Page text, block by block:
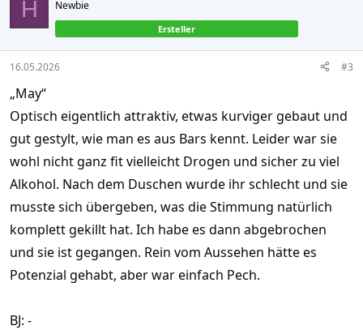
H Newbie
Ersteller
16.05.2026 #3
„May“
Optisch eigentlich attraktiv, etwas kurviger gebaut und
gut gestylt, wie man es aus Bars kennt. Leider war sie
wohl nicht ganz fit vielleicht Drogen und sicher zu viel
Alkohol. Nach dem Duschen wurde ihr schlecht und sie
musste sich übergeben, was die Stimmung natürlich
komplett gekillt hat. Ich habe es dann abgebrochen
und sie ist gegangen. Rein vom Aussehen hätte es
Potenzial gehabt, aber war einfach Pech.
BJ: -